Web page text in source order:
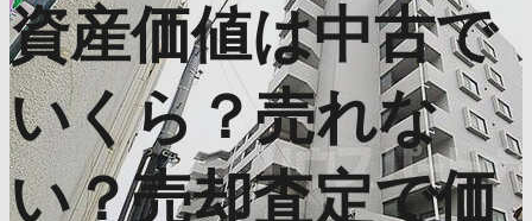
資産価値は中古で
いくら？売れな
い？売却査定で価